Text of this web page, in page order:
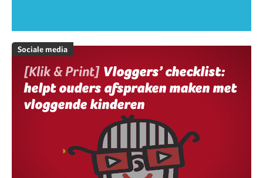
Sociale media
[Klik & Print] Vloggers’ checklist:
helpt ouders afspraken maken met
vloggende kinderen